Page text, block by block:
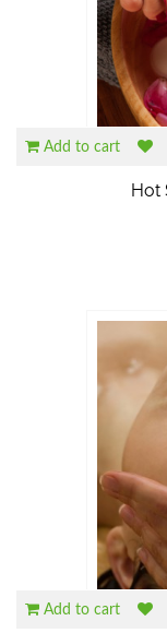
Add to cart
Hot
Add to cart